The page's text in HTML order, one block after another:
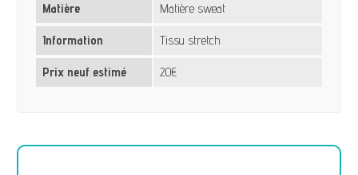
Matière Matière sweat
Information Tissu stretch
Prix neuf estimé 20€